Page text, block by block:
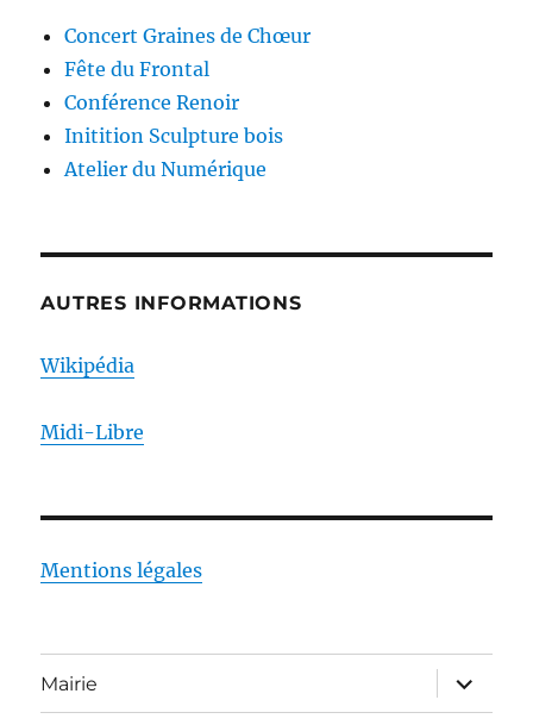
Concert Graines de Chœur
Fête du Frontal
Conférence Renoir
Initition Sculpture bois
Atelier du Numérique
AUTRES INFORMATIONS
Wikipédia
Midi-Libre
Mentions légales
Mairie
ouvrir
le
sous-